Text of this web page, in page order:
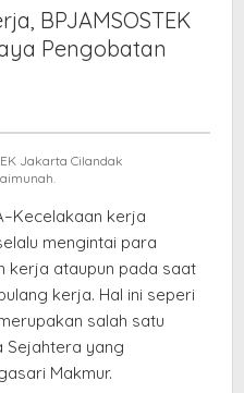
BPJAMSOSTEK
Pengobatan
Jakarta Cilandak
kerja
mengintai para
kerja ataupun pada saat
kerja. Hal ini seperi
salah satu
Sejahtera yang
Makmur.